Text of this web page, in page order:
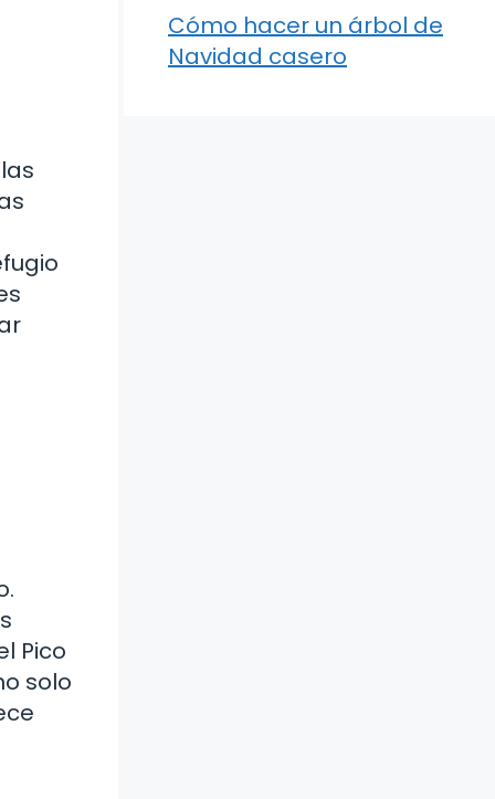
Pico
solo
Cómo hacer un árbol de
Navidad casero